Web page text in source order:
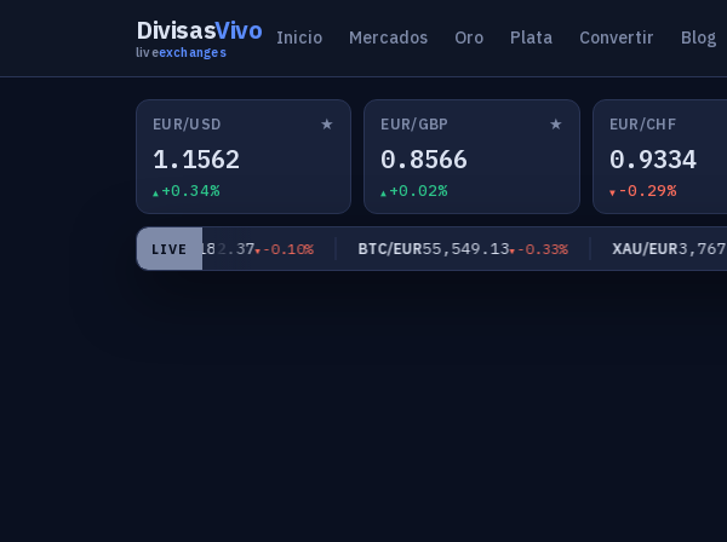
DivisasVivo
liveexchanges
Inicio Mercados Oro Plata Convertir Blog
EUR/USD ★
1.1562
+0.34%
EUR/GBP ★
0.8566
+0.02%
EUR/CHF
0.9334
-0.29%
LIVE
EUR/JPY182.37 -0.10% BTC/EUR55,549.13 -0.33% XAU/EUR3,767.31